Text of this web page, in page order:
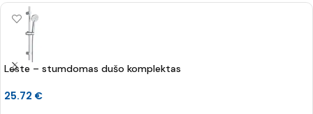
Leste – stumdomas dušo komplektas
25.72 €